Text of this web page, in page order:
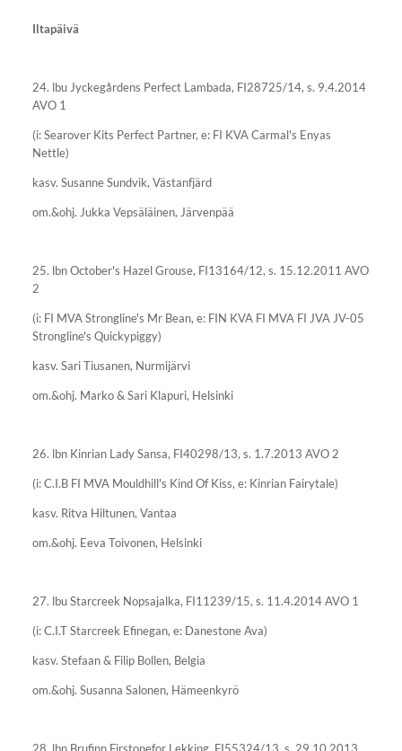
Iltapäivä
24. lbu Jyckegårdens Perfect Lambada, FI28725/14, s. 9.4.2014
AVO 1
(i: Searover Kits Perfect Partner, e: FI KVA Carmal's Enyas
Nettle)
kasv. Susanne Sundvik, Västanfjärd
om.&ohj. Jukka Vepsäläinen, Järvenpää
25. lbn October's Hazel Grouse, FI13164/12, s. 15.12.2011 AVO
2
(i: FI MVA Strongline's Mr Bean, e: FIN KVA FI MVA FI JVA JV-05
Strongline's Quickypiggy)
kasv. Sari Tiusanen, Nurmijärvi
om.&ohj. Marko & Sari Klapuri, Helsinki
26. lbn Kinrian Lady Sansa, FI40298/13, s. 1.7.2013 AVO 2
(i: C.I.B FI MVA Mouldhill's Kind Of Kiss, e: Kinrian Fairytale)
kasv. Ritva Hiltunen, Vantaa
om.&ohj. Eeva Toivonen, Helsinki
27. lbu Starcreek Nopsajalka, FI11239/15, s. 11.4.2014 AVO 1
(i: C.I.T Starcreek Efinegan, e: Danestone Ava)
kasv. Stefaan & Filip Bollen, Belgia
om.&ohj. Susanna Salonen, Hämeenkyrö